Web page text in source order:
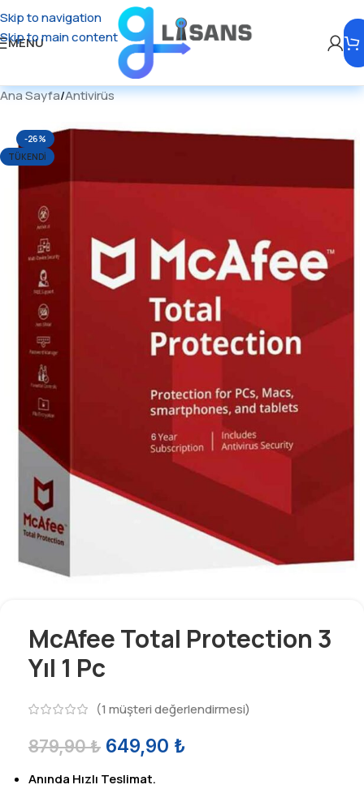
Skip to navigation
Skip to main content
MENU
Ana Sayfa/Antivirüs
-26%
TÜKENDI
McAfee Total Protection 3
Yıl 1 Pc
(1 müşteri değerlendirmesi)
879,90₺ 649,90 ₺
Anında Hızlı Teslimat.